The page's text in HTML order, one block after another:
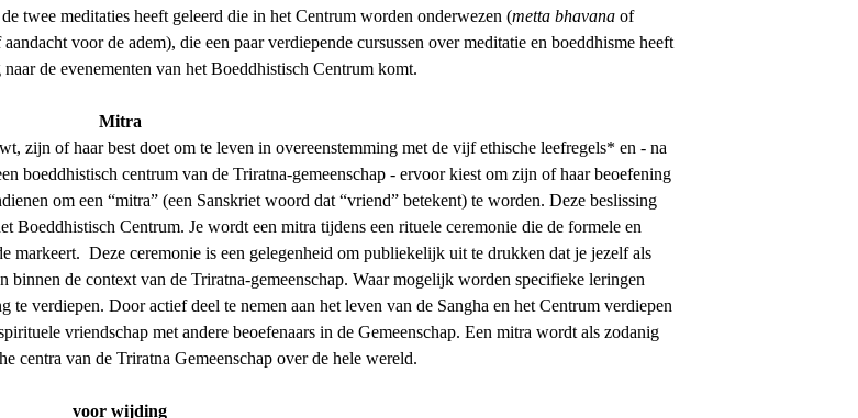
twee meditaties heeft geleerd die in het Centrum worden onderwezen (metta bhavana of
voor de adem), die een paar verdiepende cursussen over meditatie en boeddhisme heeft
de evenementen van het Boeddhistisch Centrum komt.
Mitra
zijn of haar best doet om te leven in overeenstemming met de vijf ethische leefregels* en - na
boeddhistisch centrum van de Triratna-gemeenschap - ervoor kiest om zijn of haar beoefening
om een “mitra” (een Sanskriet woord dat “vriend” betekent) te worden. Deze beslissing
Boeddhistisch Centrum. Je wordt een mitra tijdens een rituele ceremonie die de formele en
markeert.  Deze ceremonie is een gelegenheid om publiekelijk uit te drukken dat je jezelf als
binnen de context van de Triratna-gemeenschap. Waar mogelijk worden specifieke leringen
te verdiepen. Door actief deel te nemen aan het leven van de Sangha en het Centrum verdiepen
vriendschap met andere beoefenaars in de Gemeenschap. Een mitra wordt als zodanig
centra van de Triratna Gemeenschap over de hele wereld.
voor wijding